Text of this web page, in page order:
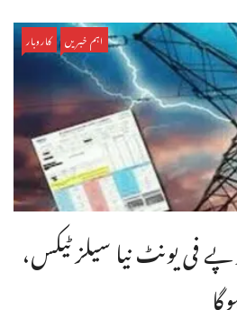
اہم خبریں کاروبار
روپے فی یونٹ نیا سیلز ٹیکس،